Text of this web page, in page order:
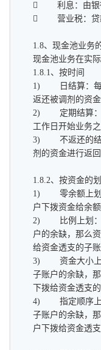
 利息：由银行
 营业税：贷款
1.8、现金池业务
现金池业务在实
1.8.1、按时间
1) 日结算：每日
返还被调剂的资金
2) 定期结算：在
工作日开始业务
3) 不返还的结算
剂的资金进行返
1.8.2、按资金的
1) 零余额上划：
户下拨资金给余
2) 比例上划：在
户的余缺，那么
给资金透支的子
3) 资金大小上划
子账户的余缺，
下拨给资金透支
4) 指定顺序上划
子账户的余缺，
户下拨给资金透